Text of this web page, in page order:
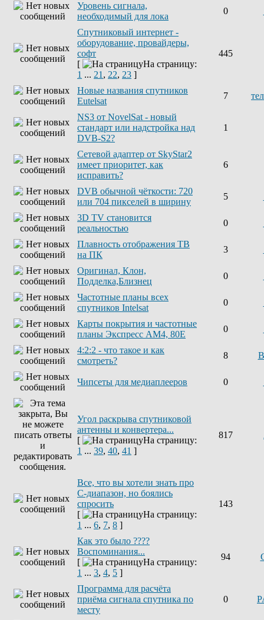
Уровень сигнала,
необходимый для лока
0
Спутниковый интернет -
оборудование, провайдеры,
софт
[
На страницу:
1 ... 21 , 22, 23 ]
445
Новые названия спутников
Eutelsat
7
NS3 от NovelSat - новый
стандарт или надстройка над
DVB-S2?
1
Сетевой адаптер от SkyStar2
имеет приоритет, как
исправить?
6
DVB обычной чёткости: 720
или 704 пикселей в ширину
5
3D TV становится
реальностью
0
Плавность отображения ТВ
на ПК
3
Оригинал, Клон,
Подделка,Близнец
0
Частотные планы всех
спутников Intelsat
0
Карты покрытия и частотные
планы Экспресс AM4, 80E
0
4:2:2 - что такое и как
смотреть?
8
Чипсеты для медиаплееров 0
Угол раскрыва спутниковой
антенны и конвертера...
[
На страницу:
1 ... 39, 40, 41 ]
817
Все, что вы хотели знать про
С-диапазон, но боялись
спросить
[
На страницу:
1 ... 6, 7, 8 ]
143
Как это было ????
Воспоминания...
[
На страницу:
1 ... 3, 4, 5 ]
94
Программа для расчёта
приёма сигнала спутника по
месту
0